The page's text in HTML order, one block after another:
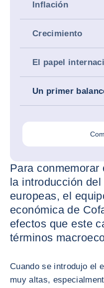
Inflación
Crecimiento
El papel
Un primer
Para conmemorar
la introducción
europeas, el
económica de
efectos que este
términos
Cuando se introdujo el
muy altas,